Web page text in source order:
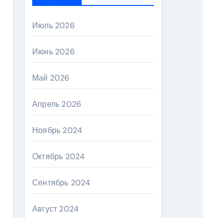
Июль 2026
Июнь 2026
Май 2026
Апрель 2026
Ноябрь 2024
Октябрь 2024
Сентябрь 2024
Август 2024